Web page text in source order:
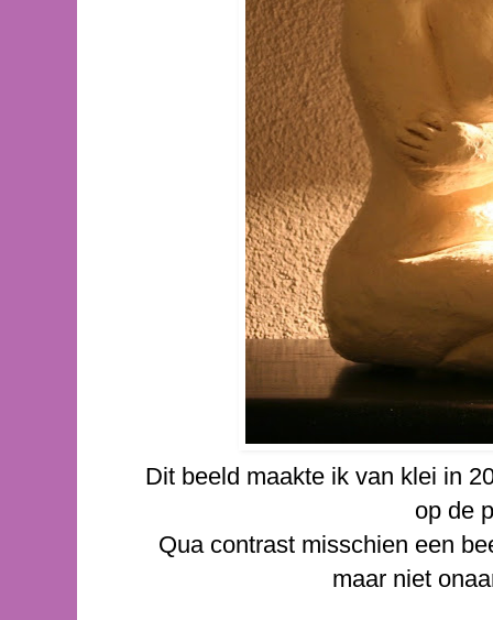
Dit beeld maakte ik van klei in
op de
Qua contrast misschien een
maar niet